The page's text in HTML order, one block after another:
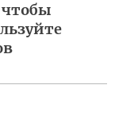
чтобы